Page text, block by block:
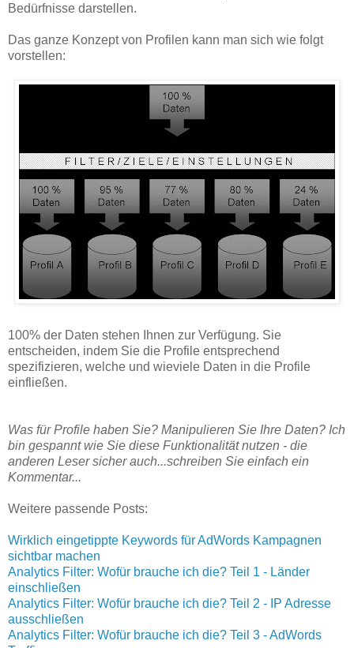
Bedürfnisse darstellen.
Das ganze Konzept von Profilen kann man sich wie folgt
vorstellen:
100% der Daten stehen Ihnen zur Verfügung. Sie
entscheiden, indem Sie die Profile entsprechend
spezifizieren, welche und wieviele Daten in die Profile
einfließen.
Was für Profile haben Sie? Manipulieren Sie Ihre Daten? Ich
bin gespannt wie Sie diese Funktionalität nutzen - die
anderen Leser sicher auch...schreiben Sie einfach ein
Kommentar...
Weitere passende Posts:
Wirklich eingetippte Keywords für AdWords Kampagnen
sichtbar machen
Analytics Filter: Wofür brauche ich die? Teil 1 - Länder
einschließen
Analytics Filter: Wofür brauche ich die? Teil 2 - IP Adresse
ausschließen
Analytics Filter: Wofür brauche ich die? Teil 3 - AdWords